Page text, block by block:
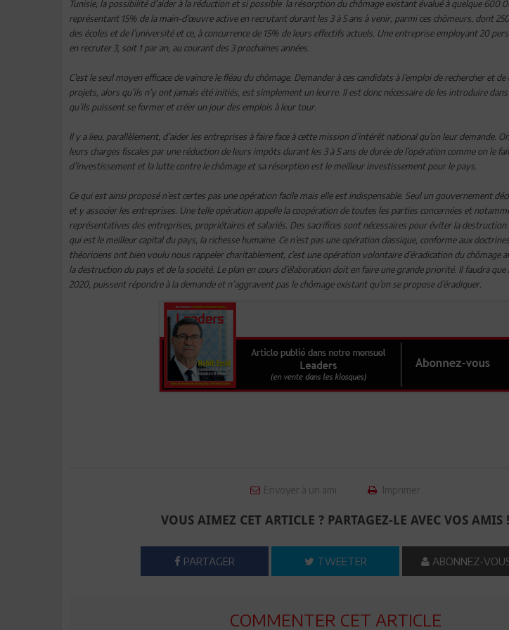
Tunisie, la possibilité d’aider à la réduction et si possible la résorption du chômage existant évalué à quelque
représentant 15% de la main-d’œuvre active en recrutant durant les 3 à 5 ans à venir, parmi ces chômeurs, dont
des écoles et de l’université et ce, à concurrence de 15% de leurs effectifs actuels. Une entreprise employant 20
en recruter 3, soit 1 par an, au courant des 3 prochaines années.
C’est le seul moyen efficace de vaincre le fléau du chômage. Demander à ces candidats à l’emploi de rechercher et
projets, alors qu’ils n’y ont jamais été initiés, est simplement un leurre. Il est donc nécessaire de les introduire
qu’ils puissent se former et créer un jour des emplois à leur tour.
Il y a lieu, parallèlement, d’aider les entreprises à faire face à cette mission d’intérêt national qu’on leur demande.
leurs charges fiscales par une réduction de leurs impôts durant les 3 à 5 ans de durée de l’opération comme on le
d’investissement et la lutte contre le chômage et sa résorption est le meilleur investissement pour le pays.
Ce qui est ainsi proposé n’est certes pas une opération facile mais elle est indispensable. Seul un gouvernement
et y associer les entreprises. Une telle opération appelle la coopération de toutes les parties concernées et
représentatives des entreprises, propriétaires et salariés. Des sacrifices sont nécessaires pour éviter la
qui est le meilleur capital du pays, la richesse humaine. Ce n’est pas une opération classique, conforme aux
théoriciens ont bien voulu nous rappeler charitablement, c’est une opération volontaire d’éradication du chômage
la destruction du pays et de la société. Le plan en cours d’élaboration doit en faire une grande priorité. Il faudra que
2020, puissent répondre à la demande et n’aggravent pas le chômage existant qu’on se propose d’éradiquer.
Envoyer à un ami Imprimer
VOUS AIMEZ CET ARTICLE ? PARTAGEZ-LE AVEC VOS AMIS !
PARTAGER TWEETER ABONNEZ-
COMMENTER CET ARTICLE